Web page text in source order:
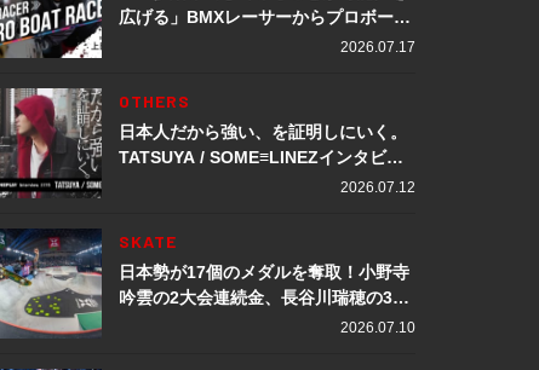
広げる」BMXレーサーからプロボート
レーサーへ転身。上田龍星が体現する
2026.07.17
OTHERS
日本人だから強い、を証明しにいく。
TATSUYA / SOME≡LINEZインタビュ
2026.07.12
SKATE
日本勢が17個のメダルを奪取！小野寺
吟雲の2大会連続金、長谷川瑞穂の3メ
ダル獲得など数々の快挙をプレイバッ
2026.07.10